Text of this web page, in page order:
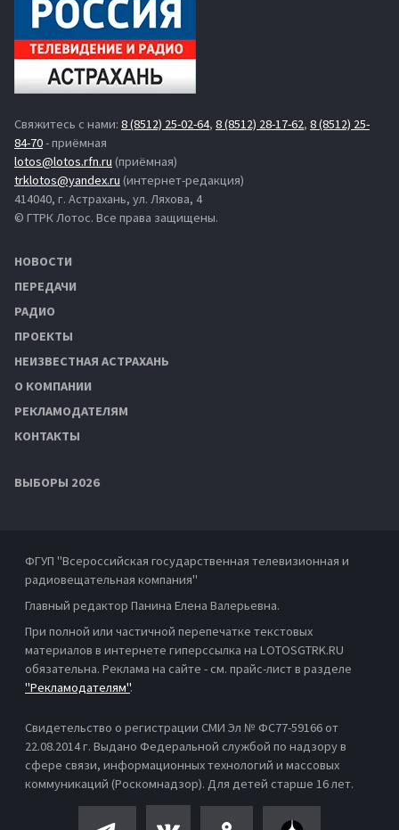
Свяжитесь с нами: 8 (8512) 25-02-64, 8 (8512) 28-17-62, 8 (8512) 25-
84-70- приёмная
lotos@lotos.rfn.ru (приёмная)
trklotos@yandex.ru (интернет-редакция)
414040, г. Астрахань, ул. Ляхова, 4
© ГТРК Лотос. Все права защищены.
НОВОСТИ
ПЕРЕДАЧИ
РАДИО
ПРОЕКТЫ
НЕИЗВЕСТНАЯ АСТРАХАНЬ
О КОМПАНИИ
РЕКЛАМОДАТЕЛЯМ
КОНТАКТЫ
ВЫБОРЫ 2026
ФГУП "Всероссийская государственная телевизионная и
радиовещательная компания"
Главный редактор Панина Елена Валерьевна.
При полной или частичной перепечатке текстовых
материалов в интернете гиперссылка на LOTOSGTRK.RU
обязательна. Реклама на сайте - см. прайс-лист в разделе
"Рекламодателям".
Свидетельство о регистрации СМИ Эл № ФС77-59166 от
22.08.2014 г. Выдано Федеральной службой по надзору в
сфере связи, информационных технологий и массовых
коммуникаций (Роскомнадзор). Для детей старше 16 лет.